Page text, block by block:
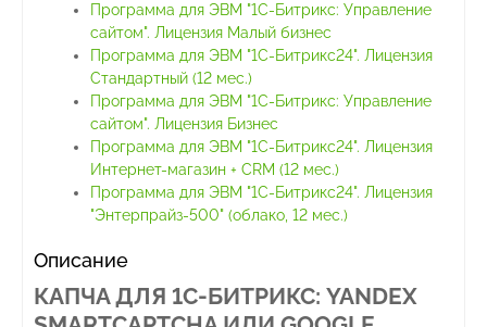
Программа для ЭВМ "1С-Битрикс: Управление
сайтом". Лицензия Малый бизнес
Программа для ЭВМ "1С-Битрикс24". Лицензия
Стандартный (12 мес.)
Программа для ЭВМ "1С-Битрикс: Управление
сайтом". Лицензия Бизнес
Программа для ЭВМ "1С-Битрикс24". Лицензия
Интернет-магазин + CRM (12 мес.)
Программа для ЭВМ "1С-Битрикс24". Лицензия
"Энтерпрайз-500" (облако, 12 мес.)
Описание
КАПЧА ДЛЯ 1С-БИТРИКС: YANDEX